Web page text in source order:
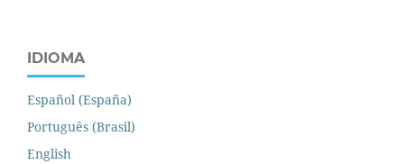
IDIOMA
Español (España)
Português (Brasil)
English